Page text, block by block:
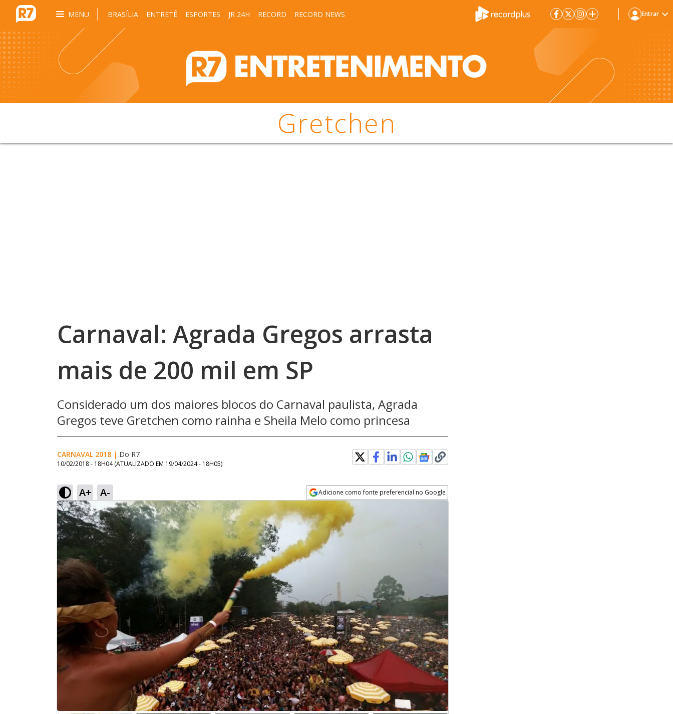
MENU BRASÍLIA ENTRETÊ ESPORTES JR 24H RECORD RECORD NEWS Entrar
Gretchen
Carnaval: Agrada Gregos arrasta
mais de 200 mil em SP
Considerado um dos maiores blocos do Carnaval paulista, Agrada
Gregos teve Gretchen como rainha e Sheila Melo como princesa
CARNAVAL 2018 | Do R7
10/02/2018 - 18H04 (ATUALIZADO EM 19/04/2024 - 18H05)
A+ A- Adicione como fonte preferencial no Google
Opens in new window